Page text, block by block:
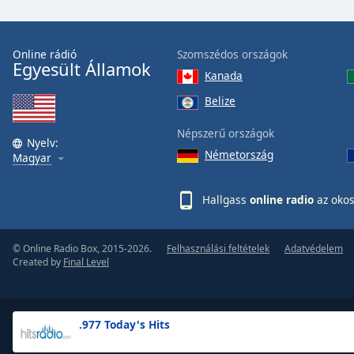
Text
Opacity
Background
.977 Today's Hits
Online rádió
Egyesült Államok
Nyelv:
Magyar
Szomszédos országok
Kanada
Belize
Népszerű országok
Németország
Hallgass online radio az
© Online Radio Box, 2015-2026.
Created by Final Level
Felhasználási feltételek Adatvédelem